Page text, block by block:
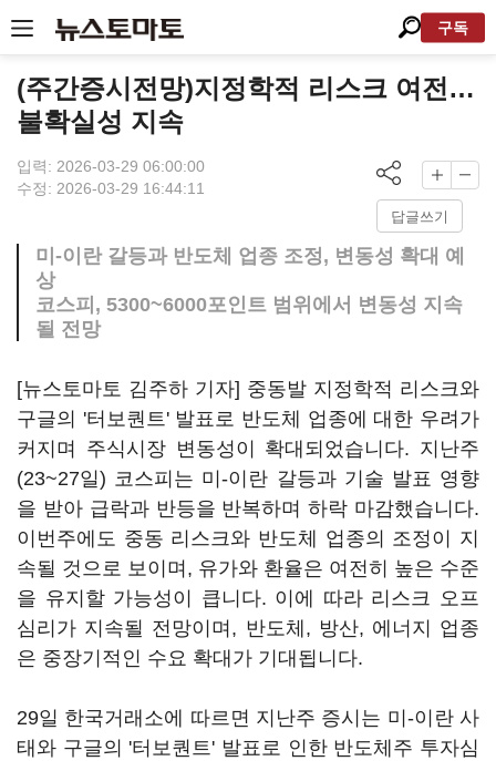
구독
(주간증시전망)지정학적 리스크 여전…
불확실성 지속
입력: 2026-03-29 06:00:00
수정: 2026-03-29 16:44:11
답글쓰기
미-이란 갈등과 반도체 업종 조정, 변동성 확대 예
상
코스피, 5300~6000포인트 범위에서 변동성 지속
될 전망
[뉴스토마토 김주하 기자] 중동발 지정학적 리스크와
구글의 '터보퀀트' 발표로 반도체 업종에 대한 우려가
커지며 주식시장 변동성이 확대되었습니다. 지난주
(23~27일) 코스피는 미-이란 갈등과 기술 발표 영향
을 받아 급락과 반등을 반복하며 하락 마감했습니다.
이번주에도 중동 리스크와 반도체 업종의 조정이 지
속될 것으로 보이며, 유가와 환율은 여전히 높은 수준
을 유지할 가능성이 큽니다. 이에 따라 리스크 오프
심리가 지속될 전망이며, 반도체, 방산, 에너지 업종
은 중장기적인 수요 확대가 기대됩니다.
29일 한국거래소에 따르면 지난주 증시는 미-이란 사
태와 구글의 '터보퀀트' 발표로 인한 반도체주 투자심